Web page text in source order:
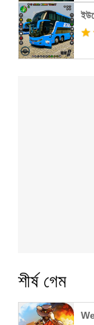
শীর্ষ গেম